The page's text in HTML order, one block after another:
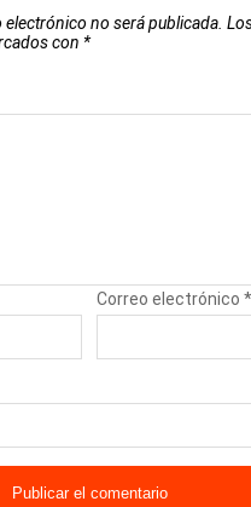
no será publicada.
con *
Correo electrónico*